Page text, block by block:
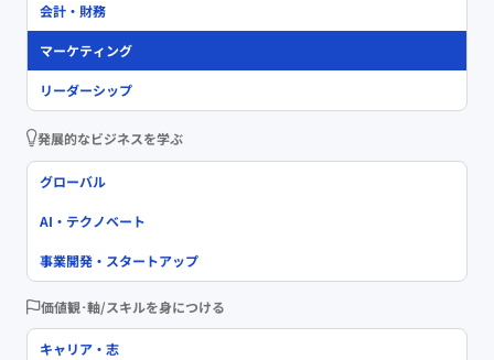
会計・財務
マーケティング
リーダーシップ
発展的なビジネスを学ぶ
グローバル
AI・テクノベート
事業開発・スタートアップ
価値観･軸/スキルを身につける
キャリア・志